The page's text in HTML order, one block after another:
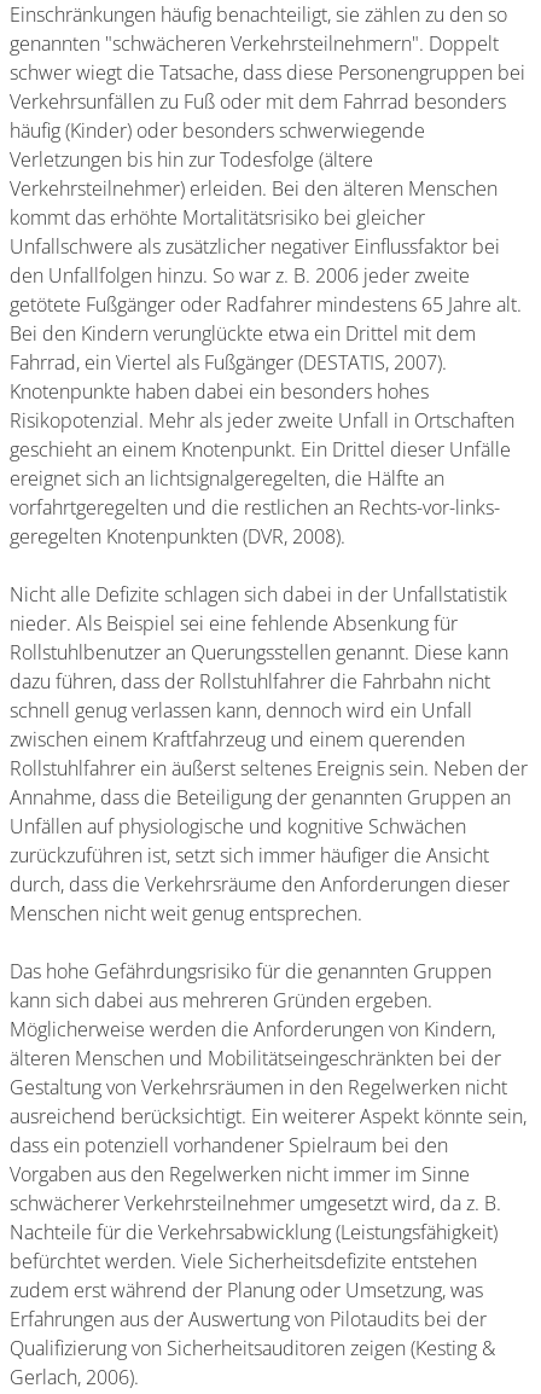
Einschränkungen häufig benachteiligt, sie zählen zu den so
genannten "schwächeren Verkehrsteilnehmern". Doppelt
schwer wiegt die Tatsache, dass diese Personengruppen bei
Verkehrsunfällen zu Fuß oder mit dem Fahrrad besonders
häufig (Kinder) oder besonders schwerwiegende
Verletzungen bis hin zur Todesfolge (ältere
Verkehrsteilnehmer) erleiden. Bei den älteren Menschen
kommt das erhöhte Mortalitätsrisiko bei gleicher
Unfallschwere als zusätzlicher negativer Einflussfaktor bei
den Unfallfolgen hinzu. So war z. B. 2006 jeder zweite
getötete Fußgänger oder Radfahrer mindestens 65 Jahre alt.
Bei den Kindern verunglückte etwa ein Drittel mit dem
Fahrrad, ein Viertel als Fußgänger (DESTATIS, 2007).
Knotenpunkte haben dabei ein besonders hohes
Risikopotenzial. Mehr als jeder zweite Unfall in Ortschaften
geschieht an einem Knotenpunkt. Ein Drittel dieser Unfälle
ereignet sich an lichtsignalgeregelten, die Hälfte an
vorfahrtgeregelten und die restlichen an Rechts-vor-links-
geregelten Knotenpunkten (DVR, 2008).
Nicht alle Defizite schlagen sich dabei in der Unfallstatistik
nieder. Als Beispiel sei eine fehlende Absenkung für
Rollstuhlbenutzer an Querungsstellen genannt. Diese kann
dazu führen, dass der Rollstuhlfahrer die Fahrbahn nicht
schnell genug verlassen kann, dennoch wird ein Unfall
zwischen einem Kraftfahrzeug und einem querenden
Rollstuhlfahrer ein äußerst seltenes Ereignis sein. Neben der
Annahme, dass die Beteiligung der genannten Gruppen an
Unfällen auf physiologische und kognitive Schwächen
zurückzuführen ist, setzt sich immer häufiger die Ansicht
durch, dass die Verkehrsräume den Anforderungen dieser
Menschen nicht weit genug entsprechen.
Das hohe Gefährdungsrisiko für die genannten Gruppen
kann sich dabei aus mehreren Gründen ergeben.
Möglicherweise werden die Anforderungen von Kindern,
älteren Menschen und Mobilitätseingeschränkten bei der
Gestaltung von Verkehrsräumen in den Regelwerken nicht
ausreichend berücksichtigt. Ein weiterer Aspekt könnte sein,
dass ein potenziell vorhandener Spielraum bei den
Vorgaben aus den Regelwerken nicht immer im Sinne
schwächerer Verkehrsteilnehmer umgesetzt wird, da z. B.
Nachteile für die Verkehrsabwicklung (Leistungsfähigkeit)
befürchtet werden. Viele Sicherheitsdefizite entstehen
zudem erst während der Planung oder Umsetzung, was
Erfahrungen aus der Auswertung von Pilotaudits bei der
Qualifizierung von Sicherheitsauditoren zeigen (Kesting &
Gerlach, 2006).